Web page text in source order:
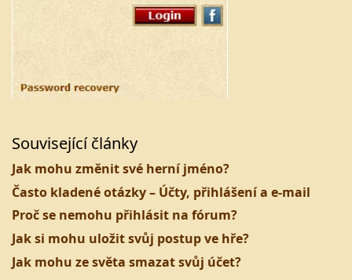
Související články
Jak mohu změnit své herní jméno?
Často kladené otázky – Účty, přihlášení a e-mail
Proč se nemohu přihlásit na fórum?
Jak si mohu uložit svůj postup ve hře?
Jak mohu ze světa smazat svůj účet?